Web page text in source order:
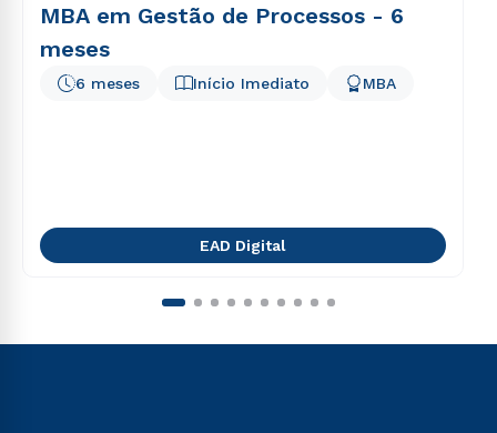
MBA em Gestão de Processos - 6
meses
Início Imediato
6 meses MBA
EAD Digital